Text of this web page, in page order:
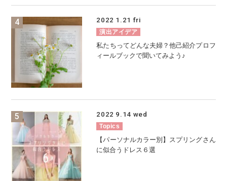
2022 1.21 fri
演出アイデア
私たちってどんな夫婦？他己紹介プロフ
ィールブックで聞いてみよう♪
2022 9.14 wed
Topics
【パーソナルカラー別】スプリングさん
に似合うドレス６選